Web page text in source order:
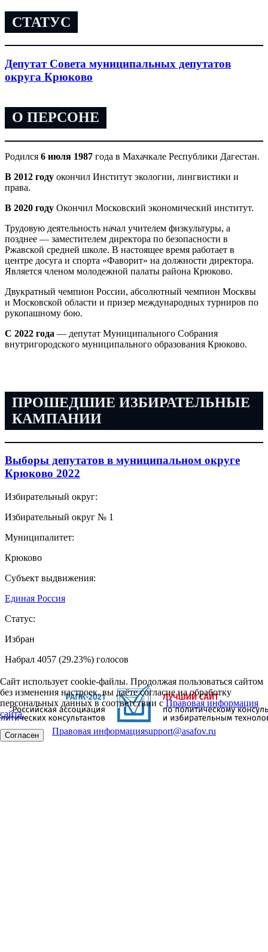
СТАТУС
Депутат Совета муниципальных депутатов
округа Крюково
О ПЕРСОНЕ
Родился 6 июля 1987 года в Махачкале Республики Дагестан.
В 2012 году окончил Институт экологии, лингвистики и
права.
В 2020 году Окончил Московский экономический институт.
Трудовую деятельность начал учителем физкультуры, а
позднее — заместителем директора по безопасности в
Ржавской средней школе. В настоящее время работает в
центре досуга и спорта «Фаворит» на должности директора.
Является членом молодежной палаты района Крюково.
Двукратный чемпион России, абсолютный чемпион Москвы
и Московской области и призер международных турниров по
рукопашному бою.
С 2022 года — депутат Муниципального Собрания
внутригородского муниципального образования Крюково.
ПРОШЕДШИЕ ИЗБИРАТЕЛЬНЫЕ
КАМПАНИИ
Выборы депутатов в муниципальном округе
Крюково 2022
Избирательный округ:
Избирательный округ № 1
Муниципалитет:
Крюково
Субъект выдвижения:
Единая Россия
Статус:
Избран
Набрал 4057 (29.23%) голосов
Сайт использует cookie-файлы. Продолжая пользоваться сайтом
без изменения настроек, вы даёте согласие на обработку
персональных данных в соответствии сПравовая информация
сайта.
Согласен Правовая информацияsupport@asafov.ru